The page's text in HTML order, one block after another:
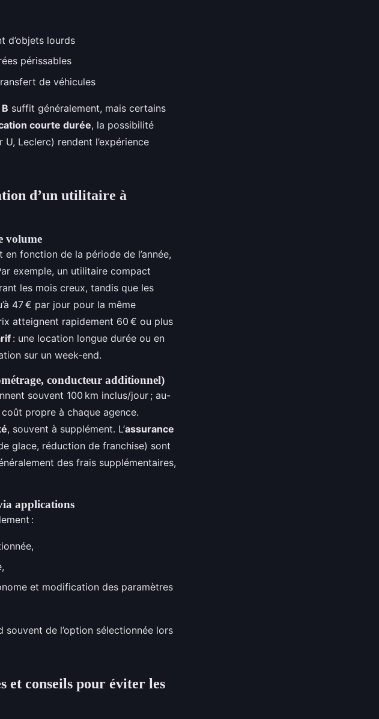
d’objets lourds
périssables
de véhicules
suffit généralement, mais certains
courte durée, la possibilité
Leclerc) rendent l’expérience
d’un utilitaire à
volume
fonction de la période de l’année,
exemple, un utilitaire compact
les mois creux, tandis que les
47 € par jour pour la même
atteignent rapidement 60 € ou plus
: une location longue durée ou en
sur un week-end.
conducteur additionnel)
souvent 100 km inclus/jour ; au-
propre à chaque agence.
, souvent à supplément. L’assurance
glace, réduction de franchise) sont
des frais supplémentaires,
applications
:
et modification des paramètres
de l’option sélectionnée lors
et conseils pour éviter les